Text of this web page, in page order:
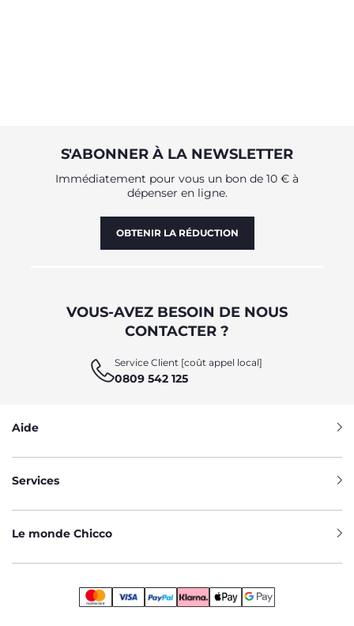
S'ABONNER À LA NEWSLETTER
Immédiatement pour vous un bon de 10 € à
dépenser en ligne.
OBTENIR LA RÉDUCTION
VOUS-AVEZ BESOIN DE NOUS
CONTACTER ?
Service Client [coût appel local]
0809 542 125
Aide
Services
Le monde Chicco